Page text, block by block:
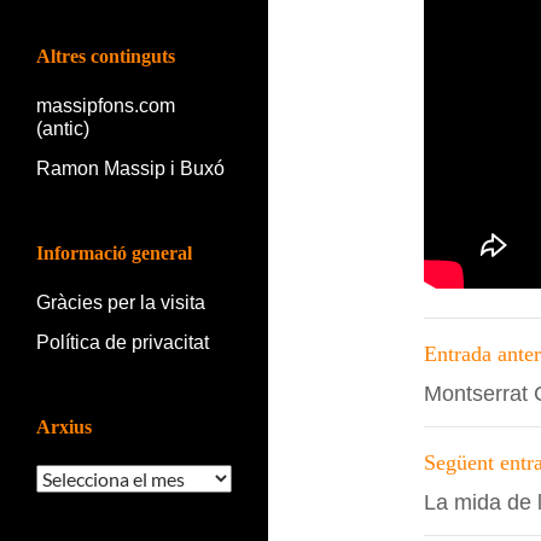
per
les
Entrada
Montserrat
Següent
La mida de
Altres continguts
massipfons.com
(antic)
Ramon Massip i Buxó
Informació general
Gràcies per la visita
Política de privacitat
Arxius
Arxius